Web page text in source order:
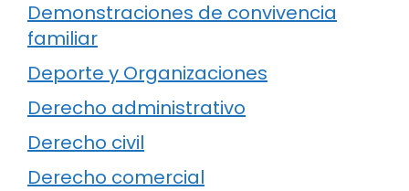
Demonstraciones de convivencia
familiar
Deporte y Organizaciones
Derecho administrativo
Derecho civil
Derecho comercial